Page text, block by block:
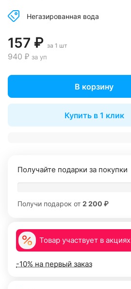
Негазированная вода
157 ₽ за 1 шт
940 ₽ за уп
В корзину
Купить в 1 клик
Получайте подарки за покупки
Получи подарок от 2 200 ₽
Товар участвует в акциях
-10% на первый заказ